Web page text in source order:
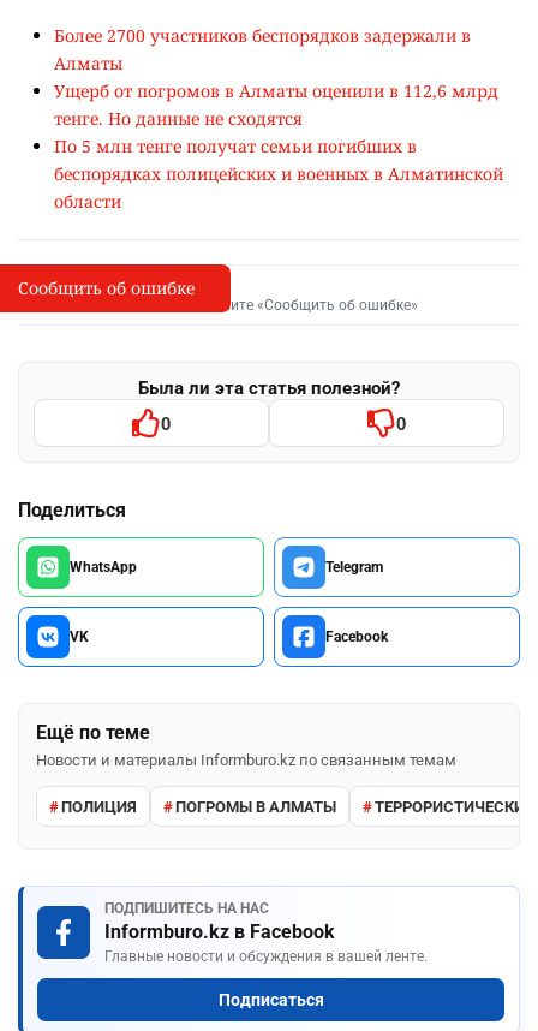
Более 2700 участников беспорядков задержали в
Алматы
Ущерб от погромов в Алматы оценили в 112,6 млрд
тенге. Но данные не сходятся
По 5 млн тенге получат семьи погибших в
беспорядках полицейских и военных в Алматинской
области
I
Сообщить об опечатке
Выделите фрагмент и нажмите «Сообщить об ошибке»
Была ли эта статья полезной?
0 0
Поделиться
WhatsApp Telegram
VK Facebook
Ещё по теме
Новости и материалы Informburo.kz по связанным темам
ПОЛИЦИЯ ПОГРОМЫ В АЛМАТЫ ТЕРРОРИСТИЧЕСКИЕ
ПОДПИШИТЕСЬ НА НАС
Informburo.kz в Facebook
Главные новости и обсуждения в вашей ленте.
Подписаться
Сообщить об ошибке